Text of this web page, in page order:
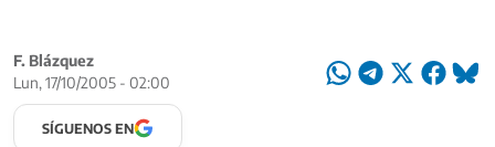
F. Blázquez
Lun, 17/10/2005 - 02:00
SÍGUENOS EN